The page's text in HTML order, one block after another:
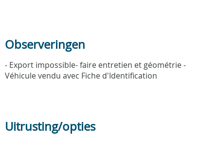
Observeringen
- Export impossible- faire entretien et géométrie -
Véhicule vendu avec Fiche d'Identification
Uitrusting/opties